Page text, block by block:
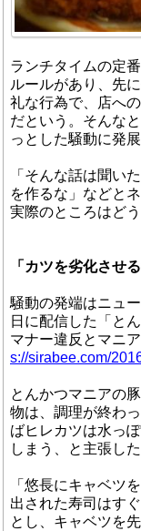
ランチタイムの定
ルールがあり、先
礼な行為で、店へ
だという。そんな
っとした騒動に発展
「そんな話は聞い
を作るな」などと
実際のところはど
「カツを劣化させる
騒動の発端はニュ
日に配信した「と
マナー違反とマニ
s://sirabee.com/
とんかつマニアの
物は、調理が終わ
ばヒレカツは水っ
しまう、と主張した
「悠長にキャベツ
出された寿司はす
とし、キャベツを